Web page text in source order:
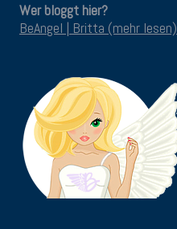
Wer bloggt hier?
BeAngel | Britta (mehr lesen)